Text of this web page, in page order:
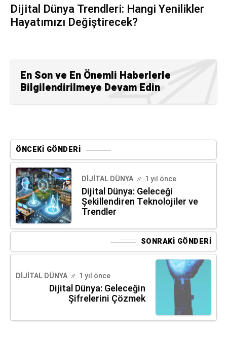
Dijital Dünya Trendleri: Hangi Yenilikler
Hayatımızı Değiştirecek?
En Son ve En Önemli Haberlerle
Bilgilendirilmeye Devam Edin
ÖNCEKI GÖNDERI
DIJITAL DÜNYA 1 yıl önce
Dijital Dünya: Geleceği
Şekillendiren Teknolojiler ve
Trendler
SONRAKI GÖNDERI
DIJITAL DÜNYA 1 yıl önce
Dijital Dünya: Geleceğin
Şifrelerini Çözmek